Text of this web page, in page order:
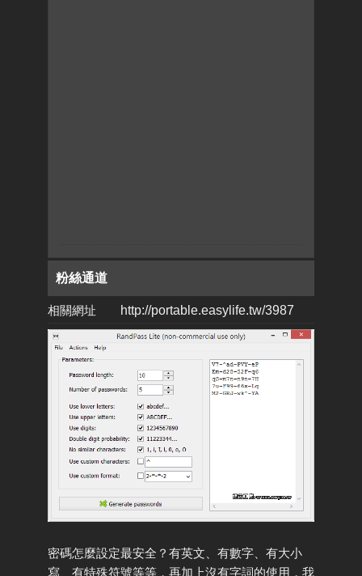
粉絲通道
相關網址 http://portable.easylife.tw/3987
密碼怎麼設定最安全？有英文、有數字、有大小
寫、有特殊符號等等，再加上沒有字詞的使用，我